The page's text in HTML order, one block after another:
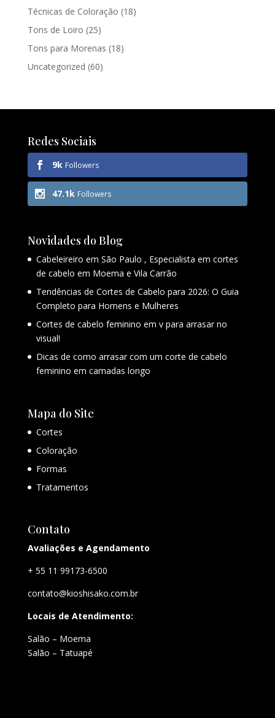
Técnicas de Coloração (18)
Tons de Loiro (25)
Tons para Morenas (18)
Uncategorized (60)
Redes Sociais
9k Followers
47.1k Followers
Novidades do Blog
Cabeleireiro em São Paulo , Especialista em cortes
de cabelo em Moema e Vila Carrão
Tendências de Cortes de Cabelo para 2026: O Guia
Completo para Homens e Mulheres
Cortes de cabelo feminino em v para arrasar no
visual!
Dicas de como arrasar com um corte de cabelo
feminino em camadas longo
Mapa do Site
Cortes
Coloração
Formas
Tratamentos
Contato
Avaliações e Agendamento
+ 55 11 99173-6500
contato@kioshisako.com.br
Locais de Atendimento:
Salão – Moema
Salão – Tatuapé